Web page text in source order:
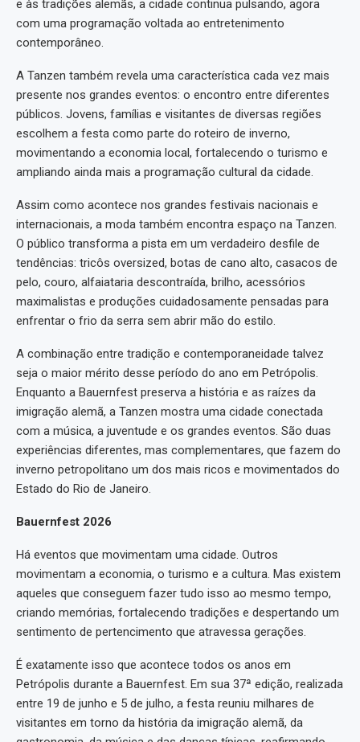
e às tradições alemãs, a cidade continua pulsando, agora
com uma programação voltada ao entretenimento
contemporâneo.
A Tanzen também revela uma característica cada vez mais
presente nos grandes eventos: o encontro entre diferentes
públicos. Jovens, famílias e visitantes de diversas regiões
escolhem a festa como parte do roteiro de inverno,
movimentando a economia local, fortalecendo o turismo e
ampliando ainda mais a programação cultural da cidade.
Assim como acontece nos grandes festivais nacionais e
internacionais, a moda também encontra espaço na Tanzen.
O público transforma a pista em um verdadeiro desfile de
tendências: tricôs oversized, botas de cano alto, casacos de
pelo, couro, alfaiataria descontraída, brilho, acessórios
maximalistas e produções cuidadosamente pensadas para
enfrentar o frio da serra sem abrir mão do estilo.
A combinação entre tradição e contemporaneidade talvez
seja o maior mérito desse período do ano em Petrópolis.
Enquanto a Bauernfest preserva a história e as raízes da
imigração alemã, a Tanzen mostra uma cidade conectada
com a música, a juventude e os grandes eventos. São duas
experiências diferentes, mas complementares, que fazem do
inverno petropolitano um dos mais ricos e movimentados do
Estado do Rio de Janeiro.
Bauernfest 2026
Há eventos que movimentam uma cidade. Outros
movimentam a economia, o turismo e a cultura. Mas existem
aqueles que conseguem fazer tudo isso ao mesmo tempo,
criando memórias, fortalecendo tradições e despertando um
sentimento de pertencimento que atravessa gerações.
É exatamente isso que acontece todos os anos em
Petrópolis durante a Bauernfest. Em sua 37ª edição, realizada
entre 19 de junho e 5 de julho, a festa reuniu milhares de
visitantes em torno da história da imigração alemã, da